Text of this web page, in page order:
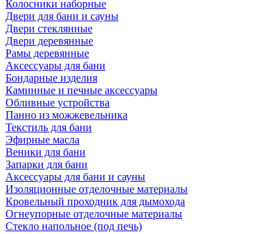
Колосники наборные
Двери для бани и сауны
Двери стеклянные
Двери деревянные
Рамы деревянные
Аксессуары для бани
Бондарные изделия
Каминные и печные аксессуары
Обливные устройства
Панно из можжевельника
Текстиль для бани
Эфирные масла
Веники для бани
Запарки для бани
Аксессуары для бани и сауны
Изоляционные отделочные материалы
Кровельный проходник для дымохода
Огнеупорные отделочные материалы
Стекло напольное (под печь)